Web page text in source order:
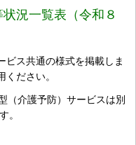
況一覧表（令和８
ス共通の様式を掲載しま
ださい。
（介護予防）サービスは別
。